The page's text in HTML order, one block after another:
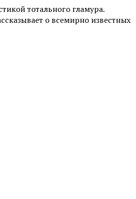
тотального гламура.
о всемирно известных